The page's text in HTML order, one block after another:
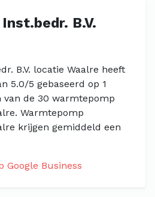
B.V.
B.V. locatie Waalre heeft
5.0/5 gebaseerd op 1
van de 30 warmtepomp
Warmtepomp
krijgen gemiddeld een
Google Business